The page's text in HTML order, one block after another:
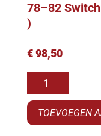
78–82
)
€98,50
-82
Switch
TOEVOEGEN